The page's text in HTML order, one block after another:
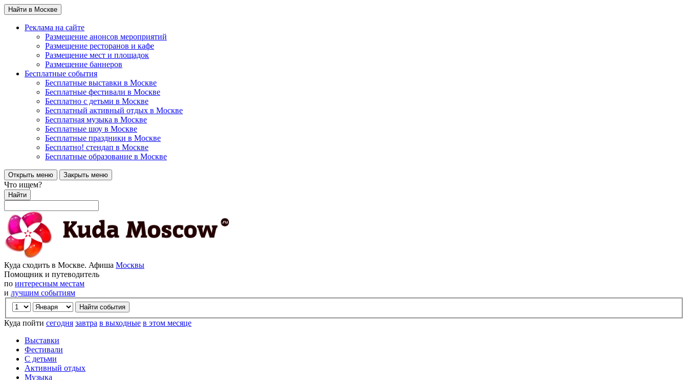
Найти в Москве
Реклама на сайте
Размещение анонсов мероприятий
Размещение ресторанов и кафе
Размещение мест и площадок
Размещение баннеров
Бесплатные события
Бесплатные выставки в Москве
Бесплатные фестивали в Москве
Бесплатно с детьми в Москве
Бесплатный активный отдых в Москве
Бесплатная музыка в Москве
Бесплатные шоу в Москве
Бесплатные праздники в Москве
Бесплатно! стендап в Москве
Бесплатные образование в Москве
Открыть меню Закрыть меню
Что ищем?
Найти
Куда сходить в Москве. Афиша Москвы
Помощник и путеводитель
по интересным местам
и лучшим событиям
Куда пойти сегодня завтра в выходные в этом месяце
Выставки
Фестивали
С детьми
Активный отдых
Музыка